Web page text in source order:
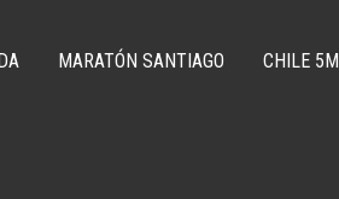
MARATÓN SANTIAGO CHILE 5M